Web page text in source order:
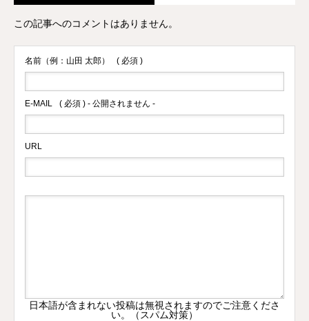
この記事へのコメントはありません。
名前（例：山田 太郎） ( 必須 )
E-MAIL ( 必須 ) - 公開されません -
URL
日本語が含まれない投稿は無視されますのでご注意くださ
い。（スパム対策）